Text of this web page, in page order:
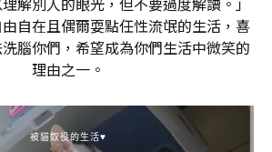
自在且偶爾耍點任性流氓的生活，喜
腦你們，希望成為你們生活中微笑的
理由之一。
被貓奴役的生活♥